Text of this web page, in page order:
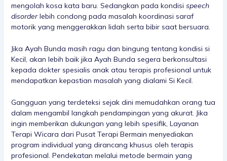
mengolah kosa kata baru. Sedangkan pada kondisi speech
disorderlebih condong pada masalah koordinasi saraf
motorik yang menggerakkan lidah serta bibir saat bersuara.
Jika Ayah Bunda masih ragu dan bingung tentang kondisi si
Kecil, akan lebih baik jika Ayah Bunda segera berkonsultasi
kepada dokter spesialis anak atau terapis profesional untuk
mendapatkan kepastian masalah yang dialami Si Kecil.
Gangguan yang terdeteksi sejak dini memudahkan orang tua
dalam mengambil langkah pendampingan yang akurat. Jika
ingin memberikan dukungan yang lebih spesifik, Layanan
Terapi Wicara dari Pusat Terapi Bermain menyediakan
program individual yang dirancang khusus oleh terapis
profesional. Pendekatan melalui metode bermain yang